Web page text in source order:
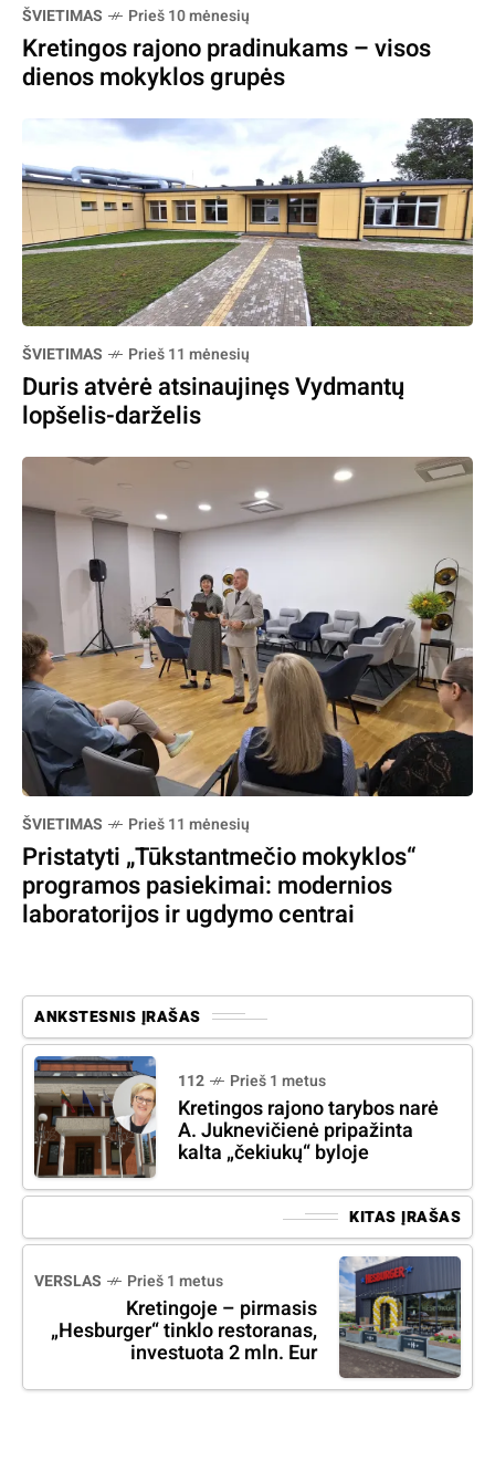
ŠVIETIMAS Prieš 10 mėnesių
Kretingos rajono pradinukams – visos
dienos mokyklos grupės
ŠVIETIMAS Prieš 11 mėnesių
Duris atvėrė atsinaujinęs Vydmantų
lopšelis-darželis
ŠVIETIMAS Prieš 11 mėnesių
Pristatyti „Tūkstantmečio mokyklos“
programos pasiekimai: modernios
laboratorijos ir ugdymo centrai
ANKSTESNIS ĮRAŠAS
112 Prieš 1 metus
Kretingos rajono tarybos narė
A. Juknevičienė pripažinta
kalta „čekiukų“ byloje
KITAS ĮRAŠAS
VERSLAS Prieš 1 metus
Kretingoje – pirmasis
„Hesburger“ tinklo restoranas,
investuota 2 mln. Eur